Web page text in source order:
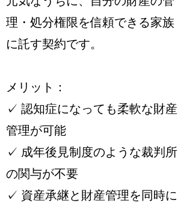
理・処分権限を信頼できる家族
に託す契約です。
メリット：
✓ 認知症になっても柔軟な財産
管理が可能
✓ 成年後見制度のような裁判所
の関与が不要
✓ 資産承継と財産管理を同時に